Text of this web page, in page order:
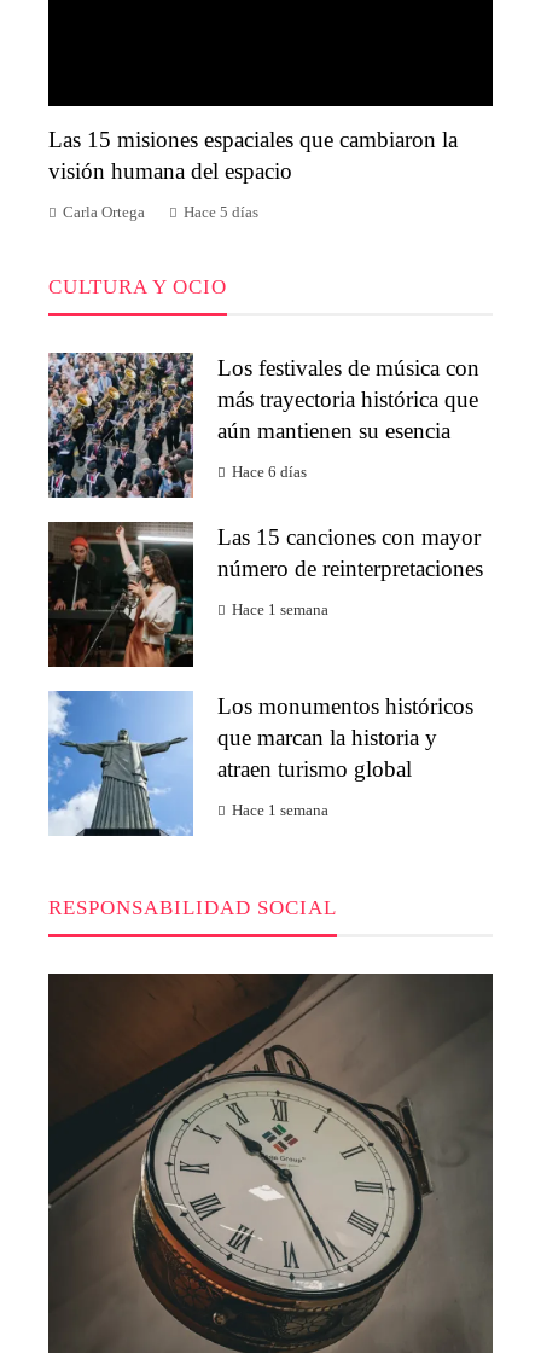
Las 15 misiones espaciales que cambiaron la
visión humana del espacio
Carla Ortega Hace 5 días
CULTURA Y OCIO
Los festivales de música con
más trayectoria histórica que
aún mantienen su esencia
Hace 6 días
Las 15 canciones con mayor
número de reinterpretaciones
Hace 1 semana
Los monumentos históricos
que marcan la historia y
atraen turismo global
Hace 1 semana
RESPONSABILIDAD SOCIAL